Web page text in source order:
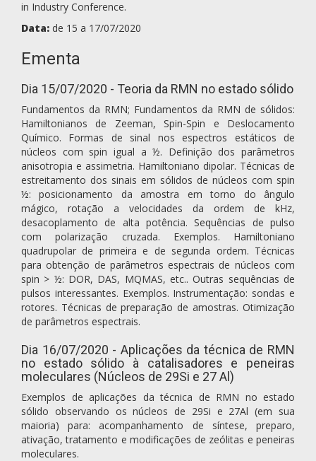
in Industry Conference.
Data: de 15 a 17/07/2020
Ementa
Dia 15/07/2020 - Teoria da RMN no estado sólido
Fundamentos da RMN; Fundamentos da RMN de sólidos:
Hamiltonianos de Zeeman, Spin-Spin e Deslocamento
Químico. Formas de sinal nos espectros estáticos de
núcleos com spin igual a ½. Definição dos parâmetros
anisotropia e assimetria. Hamiltoniano dipolar. Técnicas de
estreitamento dos sinais em sólidos de núcleos com spin
½: posicionamento da amostra em torno do ângulo
mágico, rotação a velocidades da ordem de kHz,
desacoplamento de alta potência. Sequências de pulso
com polarização cruzada. Exemplos. Hamiltoniano
quadrupolar de primeira e de segunda ordem. Técnicas
para obtenção de parâmetros espectrais de núcleos com
spin > ½: DOR, DAS, MQMAS, etc.. Outras sequências de
pulsos interessantes. Exemplos. Instrumentação: sondas e
rotores. Técnicas de preparação de amostras. Otimização
de parâmetros espectrais.
Dia 16/07/2020 - Aplicações da técnica de RMN
no estado sólido à catalisadores e peneiras
moleculares (Núcleos de 29Si e 27 Al)
Exemplos de aplicações da técnica de RMN no estado
sólido observando os núcleos de 29Si e 27Al (em sua
maioria) para: acompanhamento de síntese, preparo,
ativação, tratamento e modificações de zeólitas e peneiras
moleculares.